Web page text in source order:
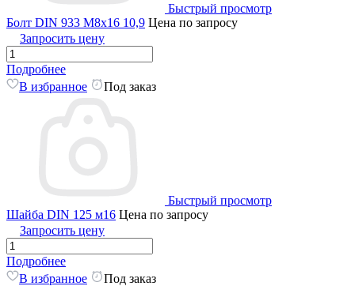
Быстрый просмотр
Болт DIN 933 M8x16 10,9 Цена по запросу
Запросить цену
Подробнее
В избранное
Под заказ
Быстрый просмотр
Шайба DIN 125 м16 Цена по запросу
Запросить цену
Подробнее
В избранное
Под заказ